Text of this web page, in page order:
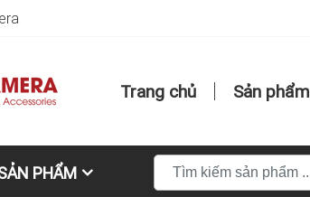
Trang chủ Sản phẩm
PHẨM